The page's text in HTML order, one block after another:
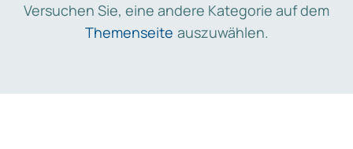
Versuchen Sie, eine andere Kategorie auf dem
Themenseite auszuwählen.